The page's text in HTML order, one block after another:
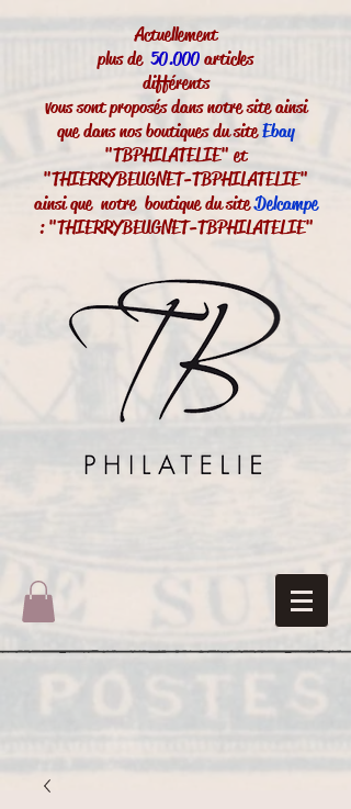
Actuellement
plus de50.000articles
différents
vous sont proposés dans notre site ainsi
que dans nos boutiques du siteEbay
"TBPHILATELIE" et
"THIERRYBEUGNET-TBPHILATELIE"
ainsi que notre boutique du siteDelcampe
: "THIERRYBEUGNET-TBPHILATELIE"